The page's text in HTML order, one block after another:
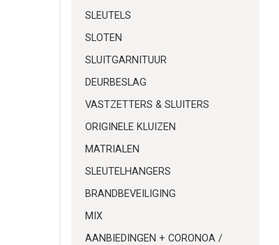
SLEUTELS
SLOTEN
SLUITGARNITUUR
DEURBESLAG
VASTZETTERS & SLUITERS
ORIGINELE KLUIZEN
MATRIALEN
SLEUTELHANGERS
BRANDBEVEILIGING
MIX
AANBIEDINGEN + CORONOA /